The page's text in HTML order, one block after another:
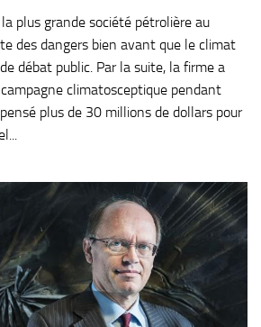
plus grande société pétrolière au
des dangers bien avant que le climat
débat public. Par la suite, la firme a
climatosceptique pendant
plus de 30 millions de dollars pour